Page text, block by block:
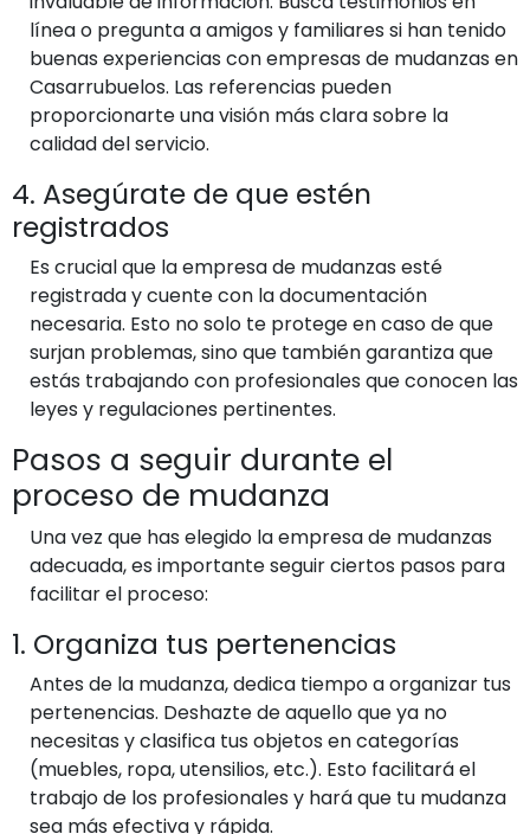
línea o pregunta a amigos y familiares si han tenido
buenas experiencias con empresas de mudanzas en
Casarrubuelos. Las referencias pueden
proporcionarte una visión más clara sobre la
calidad del servicio.
4. Asegúrate de que estén
registrados
Es crucial que la empresa de mudanzas esté
registrada y cuente con la documentación
necesaria. Esto no solo te protege en caso de que
surjan problemas, sino que también garantiza que
estás trabajando con profesionales que conocen las
leyes y regulaciones pertinentes.
Pasos a seguir durante el
proceso de mudanza
Una vez que has elegido la empresa de mudanzas
adecuada, es importante seguir ciertos pasos para
facilitar el proceso:
1. Organiza tus pertenencias
Antes de la mudanza, dedica tiempo a organizar tus
pertenencias. Deshazte de aquello que ya no
necesitas y clasifica tus objetos en categorías
(muebles, ropa, utensilios, etc.). Esto facilitará el
trabajo de los profesionales y hará que tu mudanza
sea más efectiva y rápida.